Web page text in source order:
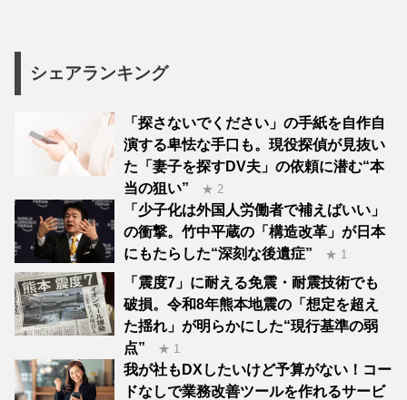
シェアランキング
「探さないでください」の手紙を自作自
演する卑怯な手口も。現役探偵が見抜い
た「妻子を探すDV夫」の依頼に潜む“本
当の狙い”
★ 2
「少子化は外国人労働者で補えばいい」
の衝撃。竹中平蔵の「構造改革」が日本
にもたらした“深刻な後遺症”
★ 1
「震度7」に耐える免震・耐震技術でも
破損。令和8年熊本地震の「想定を超え
た揺れ」が明らかにした“現行基準の弱
点”
★ 1
我が社もDXしたいけど予算がない！コー
ドなしで業務改善ツールを作れるサービ